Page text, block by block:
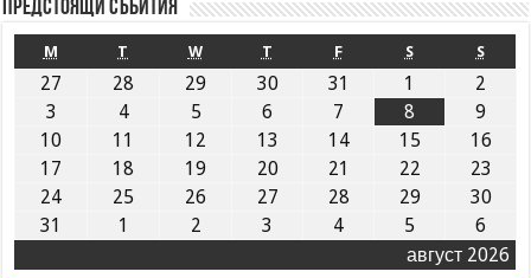
Предстоящи събития
август 2026
M T W T F S S
27 28 29 30 31 1
2
3
4 5 6 7 8
9
10
11 12 13 14 15
16
17
18 19 20 21 22
23
24
25 26 27 28 29
30
31
1 2 3 4 5 6